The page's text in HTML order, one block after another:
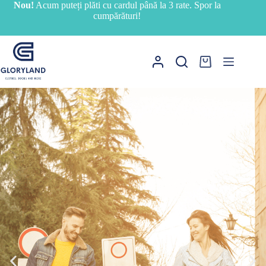
Nou! Acum puteți plăti cu cardul până la 3 rate. Spor la
cumpărături!